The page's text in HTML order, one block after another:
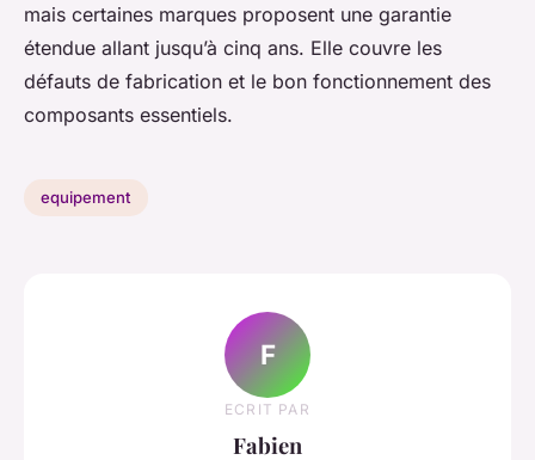
mais certaines marques proposent une garantie
étendue allant jusqu’à cinq ans. Elle couvre les
défauts de fabrication et le bon fonctionnement des
composants essentiels.
equipement
F
ECRIT PAR
Fabien